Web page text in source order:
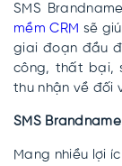
SMS
mềm CRM sẽ
giai đoạn đầu
công, thất bại,
thu nhận về đối
SMS
Mang nhiều lợi